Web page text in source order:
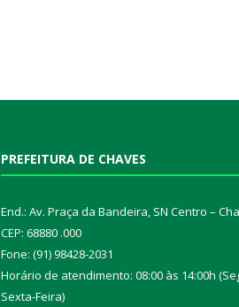
PREFEITURA DE CHAVES
End.: Av. Praça da Bandeira, SN Centro –
CEP: 68880 .000
Fone: (91) 98428-2031
Horário de atendimento: 08:00 às 14:00h
Sexta-Feira)